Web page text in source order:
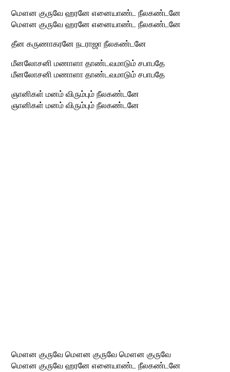
மௌன குருவே ஹரனே எனையாண்ட நீலகண்டனே
மௌன குருவே ஹரனே எனையாண்ட நீலகண்டனே
தீன கருணாகரனே நடராஜா நீலகண்டனே
மீனலோசனி மணாளா தாண்டவமாடும் சபாபதே
மீனலோசனி மணாளா தாண்டவமாடும் சபாபதே
ஞானிகள் மனம் விரும்பும் நீலகண்டனே
ஞானிகள் மனம் விரும்பும் நீலகண்டனே
மௌன குருவே மௌன குருவே மௌன குருவே
மௌன குருவே ஹரனே எனையாண்ட நீலகண்டனே